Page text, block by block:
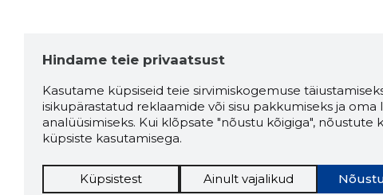
Hindame teie privaatsust
Kasutame küpsiseid teie sirvimiskogemuse
isikupärastatud reklaamide või sisu pakkumiseks ja oma
analüüsimiseks. Kui klõpsate "nõustu kõigiga", nõustute
küpsiste kasutamisega.
Küpsistest Ainult vajalikud